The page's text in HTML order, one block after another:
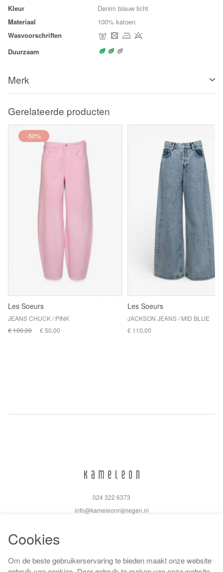
Kleur
Denim blauw licht
Materiaal
100% katoen
Wasvoorschriften
Duurzaam
Merk
Gerelateerde producten
-50%
Les Soeurs
JEANS CHUCK / PINK
€ 100,00
€ 50,00
Les Soeurs
JACKSON JEANS / MID BLUE
€ 110,00
024 322 6373
info@kameleonnijmegen.nl
Algemene voorwaarden
Cookies
Om de beste gebruikerservaring te bieden maakt onze website